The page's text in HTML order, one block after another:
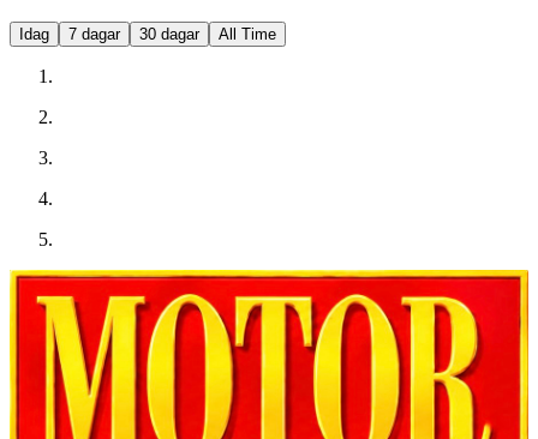
Idag 7 dagar 30 dagar All Time